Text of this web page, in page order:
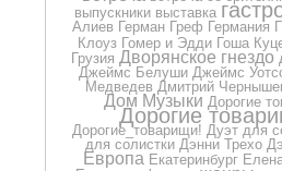
выпускники выставка
Алиев Герман Греф Германия
Клоуз Гомер и Эдди Гоша
Грузия Дворянское гнездо
Джеймс Белуши Джеймс
Медведев Дмитрий
Дом Музыки Дорогие
Дорогие
Дорогие_товарищи! Дуэт для
для солистки Дэнни Трехо
Европа Екатеринбург